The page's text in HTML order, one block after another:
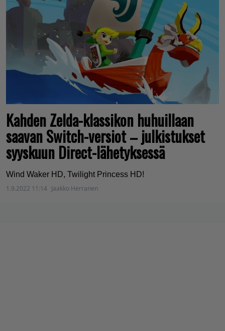
Kahden Zelda-klassikon huhuillaan
saavan Switch-versiot – julkistukset
syyskuun Direct-lähetyksessä
Wind Waker HD, Twilight Princess HD!
1.9.2022 11:14 Jaakko Herranen